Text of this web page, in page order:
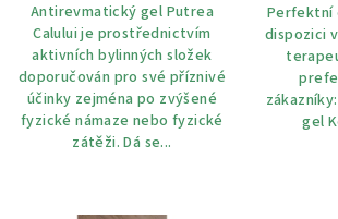
Antirevmatický gel Putrea
Calului je prostřednictvím
aktivních bylinných složek
doporučován pro své příznivé
účinky zejména po zvýšené
fyzické námaze nebo fyzické
zátěži. Dá se...
Perfektní
dispozici
gel